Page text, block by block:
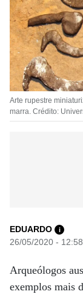
Arte rupestre
marra. Crédito:
EDUARDO i
26/05/2020 - 12:58
Arqueólogos
exemplos mais